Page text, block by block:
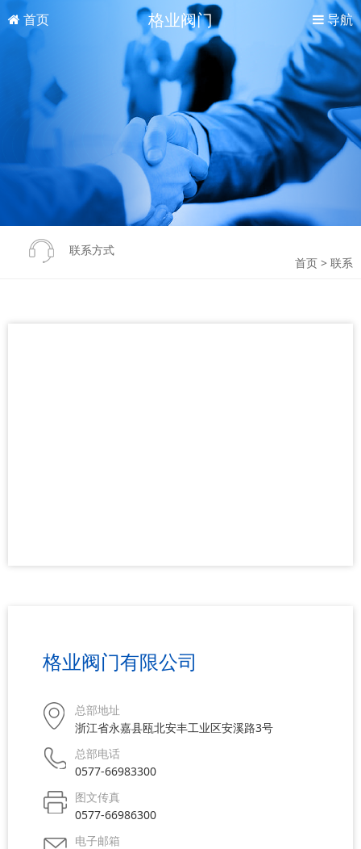
首页 格业阀门 导航
联系方式
首页 > 联系
格业阀门有限公司
总部地址
浙江省永嘉县瓯北安丰工业区安溪路3号
总部电话
0577-66983300
图文传真
0577-66986300
电子邮箱